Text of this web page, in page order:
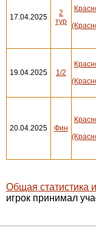
17.04.2025
2
тур
19.04.2025 1/2
20.04.2025 Фин
Общая статистика
игрок принимал